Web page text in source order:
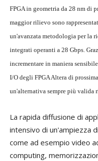
FPGA in geometria da 28 nm di
maggior rilievo sono
un'avanzata metodologia per la
integrati operanti a 28 Gbps.
incrementare in maniera
I/O degli FPGA Altera di
un'alternativa sempre più valida
La rapida diffusione di
intensivo di un'ampiezza
come ad esempio video
computing,